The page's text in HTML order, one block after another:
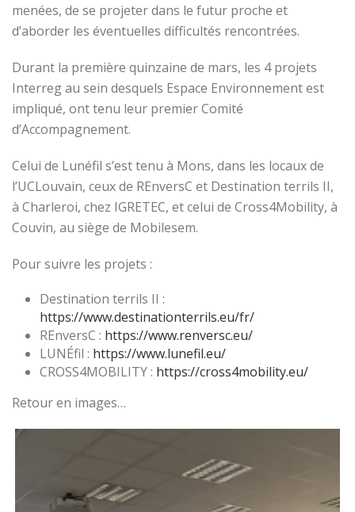
menées, de se projeter dans le futur proche et
d’aborder les éventuelles difficultés rencontrées.
Durant la première quinzaine de mars, les 4 projets
Interreg au sein desquels Espace Environnement est
impliqué, ont tenu leur premier Comité
d’Accompagnement.
Celui de Lunéfil s’est tenu à Mons, dans les locaux de
l’UCLouvain, ceux de REnversC et Destination terrils II,
à Charleroi, chez IGRETEC, et celui de Cross4Mobility, à
Couvin, au siège de Mobilesem.
Pour suivre les projets :
Destination terrils II :
https://www.destinationterrils.eu/fr/
REnversC : https://www.renversc.eu/
LUNÉfil : https://www.lunefil.eu/
CROSS4MOBILITY : https://cross4mobility.eu/
Retour en images…